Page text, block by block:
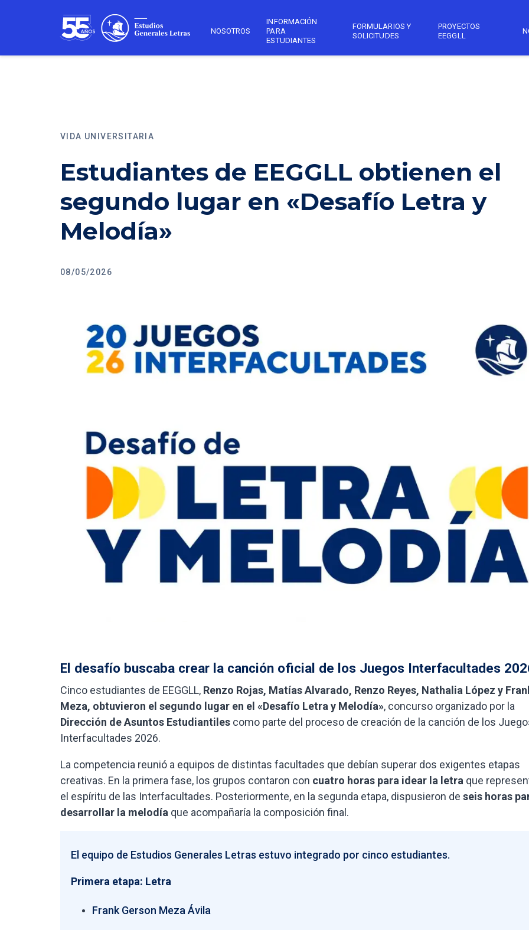
NOSOTROS
INFORMACIÓN
PARA
ESTUDIANTES
FORMULARIOS Y
SOLICITUDES
PROYECTOS
EEGGLL
VIDA UNIVERSITARIA
Estudiantes de EEGGLL obtienen el
segundo lugar en «Desafío Letra y
Melodía»
08/05/2026
El desafío buscaba crear la canción oficial de los Juegos Interfacultades
Cinco estudiantes de EEGGLL, Renzo Rojas, Matías Alvarado, Renzo Reyes, Nathalia López y
Meza, obtuvieron el segundo lugar en el «Desafío Letra y Melodía», concurso organizado por la
Dirección de Asuntos Estudiantiles como parte del proceso de creación de la canción de los
Interfacultades 2026.
La competencia reunió a equipos de distintas facultades que debían superar dos exigentes etapas
creativas. En la primera fase, los grupos contaron con cuatro horas para idear la letra que
el espíritu de las Interfacultades. Posteriormente, en la segunda etapa, dispusieron de seis horas
desarrollar la melodía que acompañaría la composición final.
El equipo de Estudios Generales Letras estuvo integrado por cinco estudiantes.
Primera etapa: Letra
Frank Gerson Meza Ávila